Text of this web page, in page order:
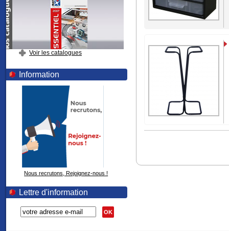
Voir les catalogues
Information
Nous recrutons, Rejoignez-nous !
Lettre d'information
OK